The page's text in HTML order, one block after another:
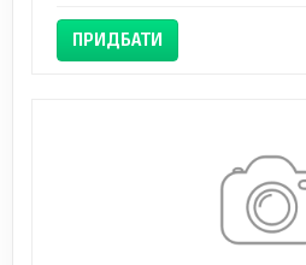
ПРИДБАТИ